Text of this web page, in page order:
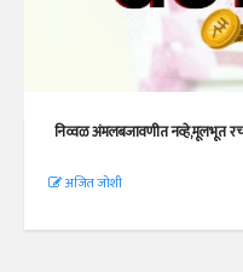
निव्वळ अंमलबजावणीत नव्हे,मूलभूत
अजित जोशी